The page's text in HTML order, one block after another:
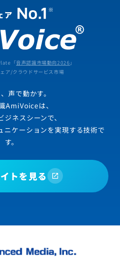
「音声認識市場動向2026 」
ア/クラウドサービス市場
声で動かす。
AmiVoiceは、
ジネスシーンで、
ニケーションを実現する技術で
す。
トを見る